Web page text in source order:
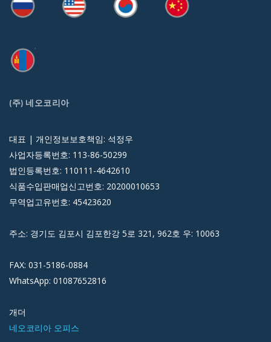
(주) 네오코리아
대표 | 개인정보보호책임: 석정우
사업자등록번호: 113-86-50299
법인등록번호: 110111-4642610
식품수입판매업신고번호: 20200010653
무역업고유번호: 45423620
주소: 경기도 김포시 김포한강 5로 321, 962호 우: 10063
FAX: 031-5186-0884
WhatsApp: 01087652816
개더
네오코리아 오피스